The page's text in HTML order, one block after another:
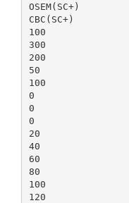
OSEM(SC+)
CBC(SC+)
100
300
200
50
100
0
0
0
20
40
60
80
100
120